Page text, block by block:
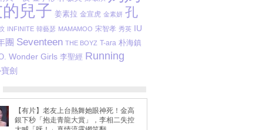
兒子 姜素拉 金宣虎 金素妍 孔
INFINITE 韓藝瑟 MAMAMOO 宋智孝 秀英 IU
團 Seventeen THE BOYZ T-ara 朴海鎮
Wonder Girls 李聖經 Running
劍
【有片】老友上台熱舞她眼神死！金高
銀下秒「抱走青龍大賞」，李相二失控